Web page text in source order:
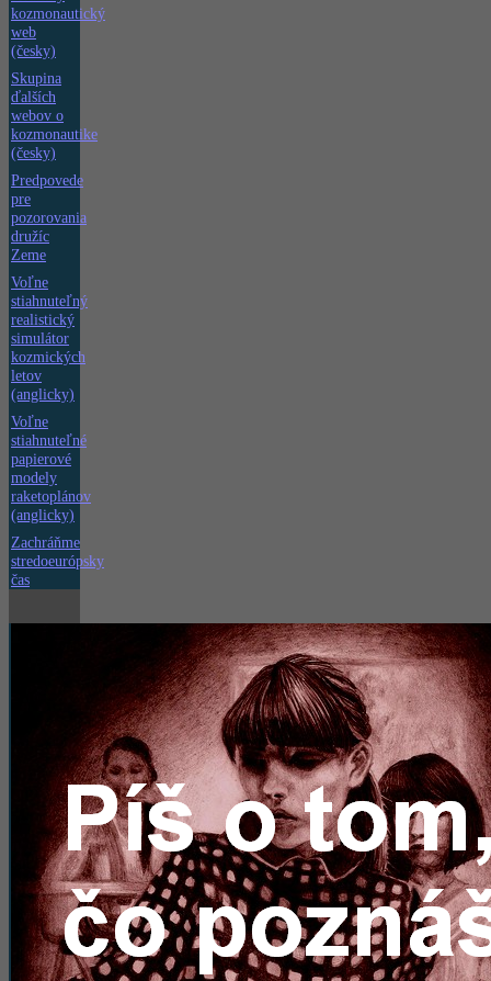
kozmonautický
web
(česky)
Skupina
ďalších
webov o
kozmonautike
(česky)
Predpovede
pre
pozorovania
družíc
Zeme
Voľne
stiahnuteľný
realistický
simulátor
kozmických
letov
(anglicky)
Voľne
stiahnuteľné
papierové
modely
raketoplánov
(anglicky)
Zachráňme
stredoeurópsky
čas